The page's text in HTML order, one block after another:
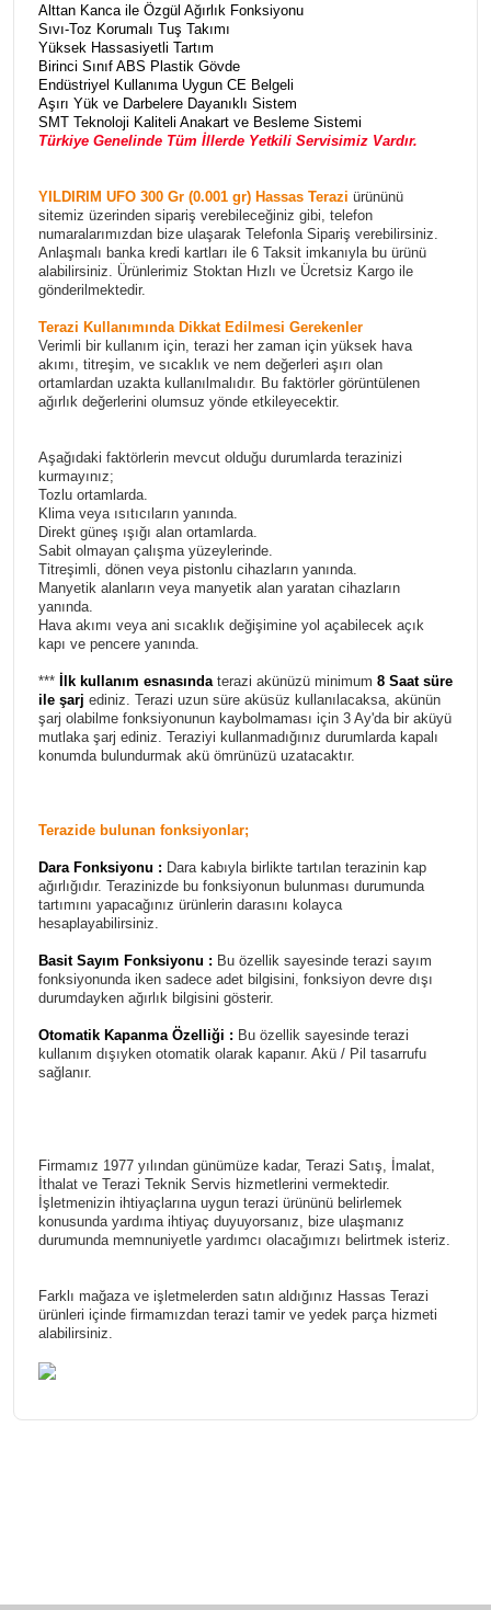
Alttan Kanca ile Özgül Ağırlık Fonksiyonu
Sıvı-Toz Korumalı Tuş Takımı
Yüksek Hassasiyetli Tartım
Birinci Sınıf ABS Plastik Gövde
Endüstriyel Kullanıma Uygun CE Belgeli
Aşırı Yük ve Darbelere Dayanıklı Sistem
SMT Teknoloji Kaliteli Anakart ve Besleme Sistemi
Türkiye Genelinde Tüm İllerde Yetkili Servisimiz Vardır.
YILDIRIM UFO 300 Gr (0.001 gr) Hassas Terazi ürününü
sitemiz üzerinden sipariş verebileceğiniz gibi, telefon
numaralarımızdan bize ulaşarak Telefonla Sipariş verebilirsiniz.
Anlaşmalı banka kredi kartları ile 6 Taksit imkanıyla bu ürünü
alabilirsiniz. Ürünlerimiz Stoktan Hızlı ve Ücretsiz Kargo ile
gönderilmektedir.
Terazi Kullanımında Dikkat Edilmesi Gerekenler
Verimli bir kullanım için, terazi her zaman için yüksek hava
akımı, titreşim, ve sıcaklık ve nem değerleri aşırı olan
ortamlardan uzakta kullanılmalıdır. Bu faktörler görüntülenen
ağırlık değerlerini olumsuz yönde etkileyecektir.
Aşağıdaki faktörlerin mevcut olduğu durumlarda terazinizi
kurmayınız;
Tozlu ortamlarda.
Klima veya ısıtıcıların yanında.
Direkt güneş ışığı alan ortamlarda.
Sabit olmayan çalışma yüzeylerinde.
Titreşimli, dönen veya pistonlu cihazların yanında.
Manyetik alanların veya manyetik alan yaratan cihazların
yanında.
Hava akımı veya ani sıcaklık değişimine yol açabilecek açık
kapı ve pencere yanında.
*** İlk kullanım esnasında terazi akünüzü minimum 8 Saat süre
ile şarj ediniz. Terazi uzun süre aküsüz kullanılacaksa, akünün
şarj olabilme fonksiyonunun kaybolmaması için 3 Ay'da bir aküyü
mutlaka şarj ediniz. Teraziyi kullanmadığınız durumlarda kapalı
konumda bulundurmak akü ömrünüzü uzatacaktır.
Terazide bulunan fonksiyonlar;
Dara Fonksiyonu : Dara kabıyla birlikte tartılan terazinin kap
ağırlığıdır. Terazinizde bu fonksiyonun bulunması durumunda
tartımını yapacağınız ürünlerin darasını kolayca
hesaplayabilirsiniz.
Basit Sayım Fonksiyonu : Bu özellik sayesinde terazi sayım
fonksiyonunda iken sadece adet bilgisini, fonksiyon devre dışı
durumdayken ağırlık bilgisini gösterir.
Otomatik Kapanma Özelliği : Bu özellik sayesinde terazi
kullanım dışıyken otomatik olarak kapanır. Akü / Pil tasarrufu
sağlanır.
Firmamız 1977 yılından günümüze kadar, Terazi Satış, İmalat,
İthalat ve Terazi Teknik Servis hizmetlerini vermektedir.
İşletmenizin ihtiyaçlarına uygun terazi ürününü belirlemek
konusunda yardıma ihtiyaç duyuyorsanız, bize ulaşmanız
durumunda memnuniyetle yardımcı olacağımızı belirtmek isteriz.
Farklı mağaza ve işletmelerden satın aldığınız Hassas Terazi
ürünleri içinde firmamızdan terazi tamir ve yedek parça hizmeti
alabilirsiniz.
konularda yetersiz gördüğünüz noktaları öneri formunu